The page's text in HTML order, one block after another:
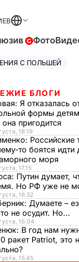
Фото
С ПОЛЬШЕЙ
БЛОГИ
Я отказалась
формы
она пригодится
18.19
Российские
то боятся идти
моря
17.15
Путин думает,
Но РФ уже не
16.52
Думаете –
не осудит. Но...
16.04
В год нам
ракет Patriot, это
15.45